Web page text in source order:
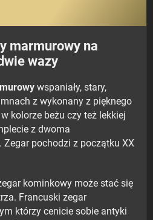
marmurowy na
wazy
wspaniały, stary,
z wykonany z pięknego
kolorze beżu czy też lekkiej
z dwoma
pochodzi z początku XX
kominkowy może stać się
Francuski zegar
którzy cenicie sobie antyki